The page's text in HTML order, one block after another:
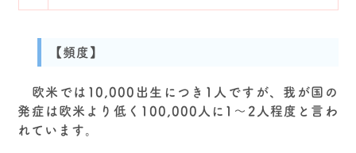
【頻度】
欧米では10,000出生につき1人ですが、我が国の
発症は欧米より低く100,000人に1～2人程度と言わ
れています。